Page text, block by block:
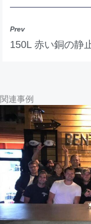
Prev
関連事例